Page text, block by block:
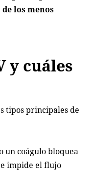
los menos
y cuáles
tipos principales de
un coágulo bloquea
impide el flujo